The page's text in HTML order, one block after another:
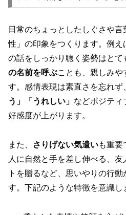
日常のちょっとしたしぐさや
性」の印象をつくります。例え
の話をしっかり聴く姿勢はとて
の名前を呼ぶことも、親しみ
す。感情表現は素直さを忘れず
う」「うれしい」 などポジティ
好感度が上がります。
また、 さりげない気遣いも重要
人に自然と手を差し伸べる、
トを贈るなど、思いやりの行
す。下記のような特徴を意識し